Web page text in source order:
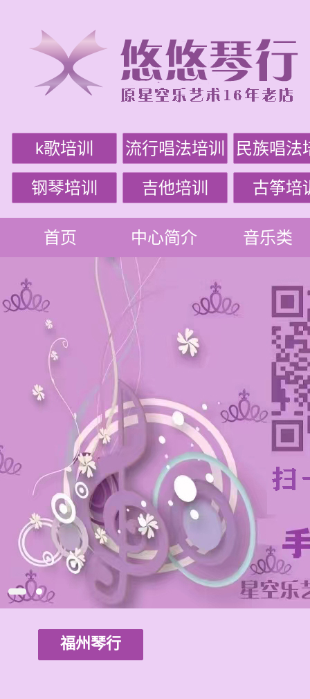
k歌培训 流行唱法培训 民族唱法
钢琴培训 吉他培训 古筝培
首页 中心简介 音乐类
福州琴行